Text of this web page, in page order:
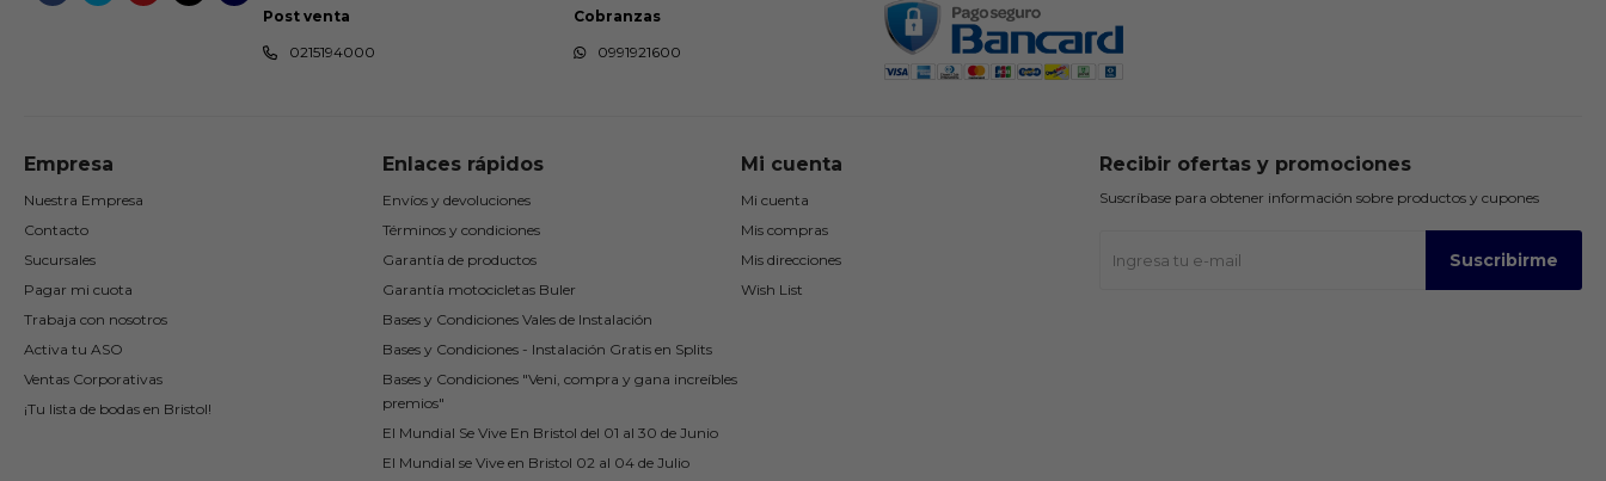
Post venta
0215194000
Cobranzas
0991921600
Empresa
Nuestra Empresa
Contacto
Sucursales
Pagar mi cuota
Trabaja con nosotros
Activa tu ASO
Ventas Corporativas
¡Tu lista de bodas en Bristol!
Enlaces rápidos
Envíos y devoluciones
Términos y condiciones
Garantía de productos
Garantía motocicletas Buler
Bases y Condiciones Vales de Instalación
Bases y Condiciones - Instalación Gratis en Splits
Bases y Condiciones "Veni, compra y gana increíbles
premios"
El Mundial Se Vive En Bristol del 01 al 30 de Junio
El Mundial se Vive en Bristol 02 al 04 de Julio
Mi cuenta
Mi cuenta
Mis compras
Mis direcciones
Wish List
Recibir ofertas y promociones
Suscríbase para obtener información sobre productos y cupones
Suscribirme